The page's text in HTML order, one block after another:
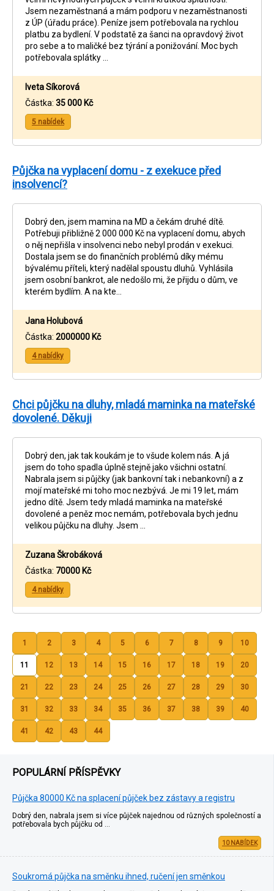
POPULÁRNÍ PŘÍSPĚVKY
Půjčka 80000 Kč na splacení půjček bez zástavy a registru
Dobrý den, nabrala jsem si více půjček najednou od různých společností a
potřebovala bych půjčku od …
10 NABÍDEK
Soukromá půjčka na směnku ihned, ručení jen směnkou
Jsem nezaměstnaná a mám podporu v nezaměstnanosti
z ÚP (úřadu práce). Peníze jsem potřebovala na rychlou
platbu za bydlení. V podstatě za šanci na opravdový život
pro sebe a to maličké bez týrání a ponižování. Moc bych
potřebovala splátky …
Iveta Síkorová
Částka: 35 000 Kč
5 nabídek
Půjčka na vyplacení domu - z exekuce před
insolvencí?
Dobrý den, jsem mamina na MD a čekám druhé dítě.
Potřebuji přibližně 2 000 000 Kč na vyplacení domu, abych
o něj nepřišla v insolvenci nebo nebyl prodán v exekuci.
Dostala jsem se do finančních problémů díky mému
bývalému příteli, který nadělal spoustu dluhů. Vyhlásila
jsem osobní bankrot, ale nedošlo mi, že přijdu o dům, ve
kterém bydlím. A na kte…
Jana Holubová
Částka: 2000000 Kč
4 nabídky
Chci půjčku na dluhy, mladá maminka na mateřské
dovolené. Děkuji
Dobrý den, jak tak koukám je to všude kolem nás. A já
jsem do toho spadla úplně stejně jako všichni ostatní.
Nabrala jsem si půjčky (jak bankovní tak i nebankovní) a z
mojí mateřské mi toho moc nezbývá. Je mi 19 let, mám
jedno dítě. Jsem tedy mladá maminka na mateřské
dovolené a peněz moc nemám, potřebovala bych jednu
velikou půjčku na dluhy. Jsem …
Zuzana Škrobáková
Částka: 70000 Kč
4 nabídky
1 2 3 4 5 6 7 8 9 10
11 12 13 14 15 16 17 18 19 20
21 22 23 24 25 26 27 28 29 30
31 32 33 34 35 36 37 38 39 40
41 42 43 44